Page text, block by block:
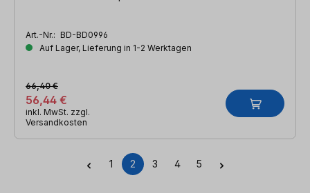
Art.-Nr.: BD-BD0996
Auf Lager, Lieferung in 1-2 Werktagen
56,44 €
66,40 €
inkl. MwSt. zzgl.
Versandkosten
Seite
1 Seite
2 Seite
3 Seite
4 Seite
5